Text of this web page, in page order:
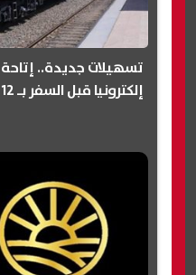
تسهيلات جديدة..
إلكترونيا قبل السفر بـ 12 ساعة